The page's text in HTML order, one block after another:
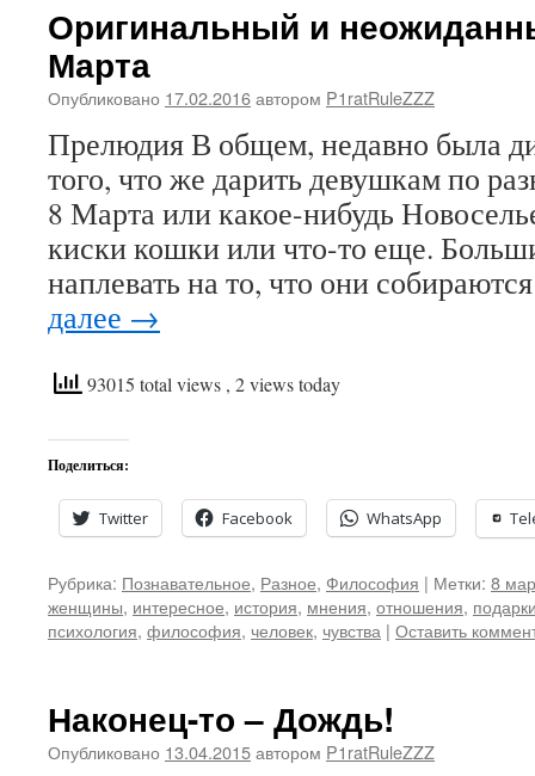
Оригинальный и
Марта
Опубликовано 17.02.2016автором P1ratRuleZZZ
Прелюдия В общем, недавно была
того, что же дарить девушкам по
8 Марта или какое-нибудь
киски кошки или что-то еще.
наплевать на то, что они
далее →
93015 total views , 2 views today
Поделиться:
Twitter Facebook WhatsApp
Рубрика: Познавательное, Разное, Философия | Метки: 8
женщины, интересное, история, мнения, отношения,
психология, философия, человек, чувства | Оставить
Наконец-то – Дождь!
Опубликовано 13.04.2015автором P1ratRuleZZZ